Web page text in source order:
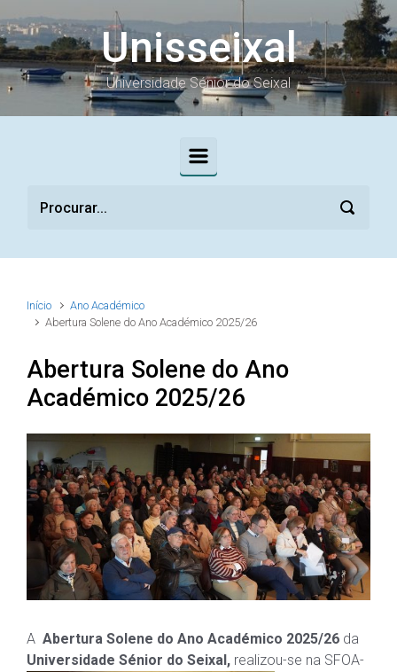
Skip to main content
Unisseixal
Universidade Sénior do Seixal
Início
Ano Académico
Abertura Solene do Ano Académico 2025/26
Abertura Solene do Ano
Académico 2025/26
A Abertura Solene do Ano Académico 2025/26 da
Universidade Sénior do Seixal, realizou-se na SFOA-